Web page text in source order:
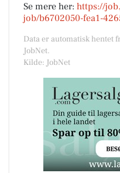
Se mere her: https://
job/b6702050-fea1-
Data er automatisk hentet
JobNet.
Kilde: JobNet